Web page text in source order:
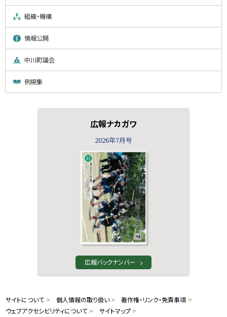
組織・機構
情報公開
中川町議会
例規集
広報ナカガワ
2026年7月号
広報バックナンバー
文サ
サイトについて 個人情報の取り扱い
著作権・リンク・免責事項
ウェブアクセシビリティについて
サイトマップ